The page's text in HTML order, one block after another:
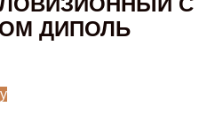
ДИПОЛЬ